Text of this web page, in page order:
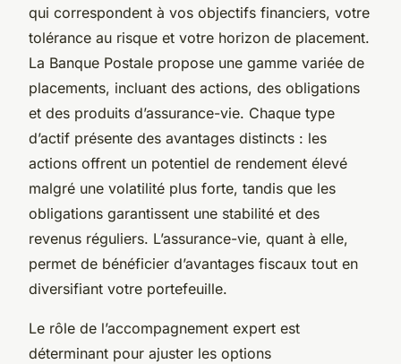
qui correspondent à vos objectifs financiers, votre
tolérance au risque et votre horizon de placement.
La Banque Postale propose une gamme variée de
placements, incluant des actions, des obligations
et des produits d’assurance-vie. Chaque type
d’actif présente des avantages distincts : les
actions offrent un potentiel de rendement élevé
malgré une volatilité plus forte, tandis que les
obligations garantissent une stabilité et des
revenus réguliers. L’assurance-vie, quant à elle,
permet de bénéficier d’avantages fiscaux tout en
diversifiant votre portefeuille.
Le rôle de l’accompagnement expert est
déterminant pour ajuster les options